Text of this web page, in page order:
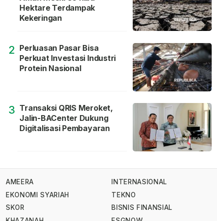
Hektare Terdampak
Kekeringan
2 Perluasan Pasar Bisa
Perkuat Investasi Industri
Protein Nasional
3 Transaksi QRIS Meroket,
Jalin-BACenter Dukung
Digitalisasi Pembayaran
AMEERA
EKONOMI SYARIAH
SKOR
INTERNASIONAL
TEKNO
BISNIS FINANSIAL